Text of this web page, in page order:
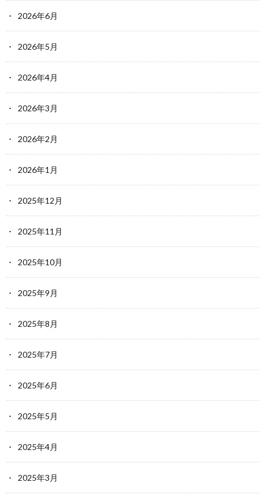
2026年6月
2026年5月
2026年4月
2026年3月
2026年2月
2026年1月
2025年12月
2025年11月
2025年10月
2025年9月
2025年8月
2025年7月
2025年6月
2025年5月
2025年4月
2025年3月